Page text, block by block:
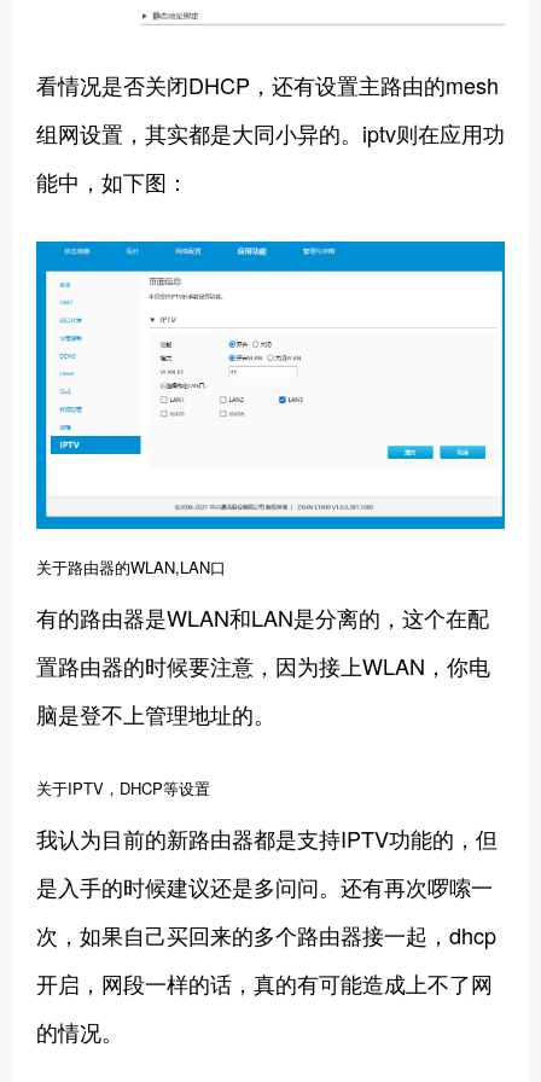
看情况是否关闭DHCP，还有设置主路由的mesh
组网设置，其实都是大同小异的。iptv则在应用功
能中，如下图：
关于路由器的WLAN,LAN口
有的路由器是WLAN和LAN是分离的，这个在配
置路由器的时候要注意，因为接上WLAN，你电
脑是登不上管理地址的。
关于IPTV，DHCP等设置
我认为目前的新路由器都是支持IPTV功能的，但
是入手的时候建议还是多问问。还有再次啰嗦一
次，如果自己买回来的多个路由器接一起，dhcp
开启，网段一样的话，真的有可能造成上不了网
的情况。